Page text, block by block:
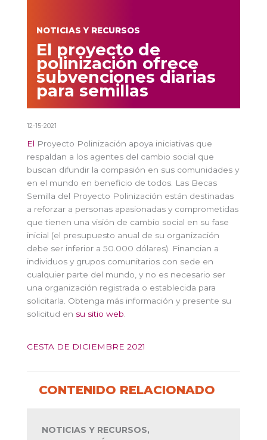
NOTICIAS Y RECURSOS
El proyecto de
polinización ofrece
subvenciones diarias
para semillas
12-15-2021
El Proyecto Polinización apoya iniciativas que
respaldan a los agentes del cambio social que
buscan difundir la compasión en sus comunidades y
en el mundo en beneficio de todos. Las Becas
Semilla del Proyecto Polinización están destinadas
a reforzar a personas apasionadas y comprometidas
que tienen una visión de cambio social en su fase
inicial (el presupuesto anual de su organización
debe ser inferior a 50.000 dólares). Financian a
individuos y grupos comunitarios con sede en
cualquier parte del mundo, y no es necesario ser
una organización registrada o establecida para
solicitarla. Obtenga más información y presente su
solicitud en su sitio web.
CESTA DE DICIEMBRE 2021
CONTENIDO RELACIONADO
NOTICIAS Y RECURSOS,